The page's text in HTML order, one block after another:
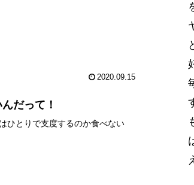
2020.09.15
だって！
ひとりで支度するのか食べない